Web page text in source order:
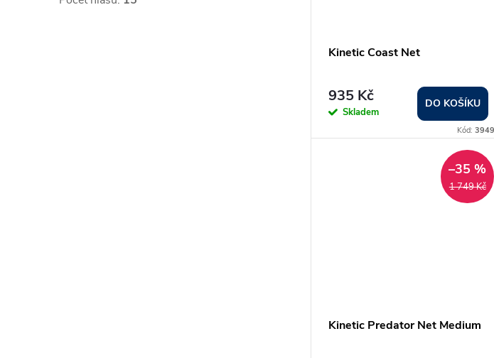
Kinetic Coast Net
935 Kč
Skladem
DO KOŠÍKU
Kód:
1 749 Kč
–35 %
Kinetic Predator Net Medium